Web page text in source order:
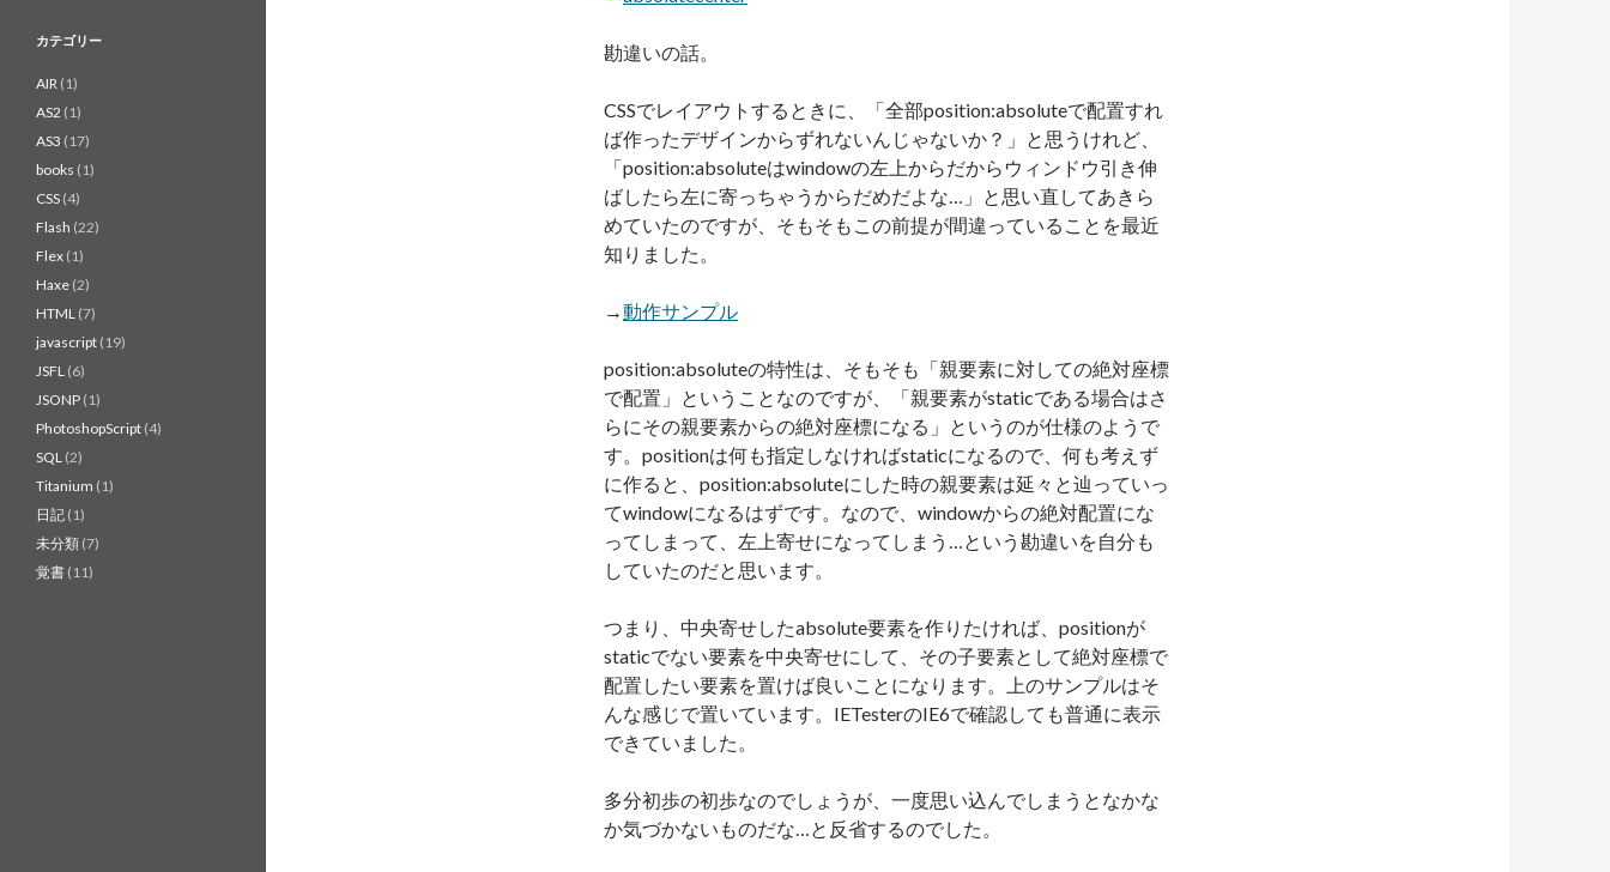
勘違いの話。
CSSでレイアウトするときに、「全部position:absoluteで配置すれ
ば作ったデザインからずれないんじゃないか？」と思うけれど、
「position:absoluteはwindowの左上からだからウィンドウ引き伸
ばしたら左に寄っちゃうからだめだよな…」と思い直してあきら
めていたのですが、そもそもこの前提が間違っていることを最近
知りました。
→動作サンプル
position:absoluteの特性は、そもそも「親要素に対しての絶対座標
で配置」ということなのですが、「親要素がstaticである場合はさ
らにその親要素からの絶対座標になる」というのが仕様のようで
す。positionは何も指定しなければstaticになるので、何も考えず
に作ると、position:absoluteにした時の親要素は延々と辿っていっ
てwindowになるはずです。なので、windowからの絶対配置にな
ってしまって、左上寄せになってしまう…という勘違いを自分も
していたのだと思います。
つまり、中央寄せしたabsolute要素を作りたければ、positionが
staticでない要素を中央寄せにして、その子要素として絶対座標で
配置したい要素を置けば良いことになります。上のサンプルはそ
んな感じで置いています。IETesterのIE6で確認しても普通に表示
できていました。
多分初歩の初歩なのでしょうが、一度思い込んでしまうとなかな
か気づかないものだな…と反省するのでした。
カテゴリー
AIR (1)
AS2 (1)
AS3 (17)
books (1)
CSS (4)
Flash (22)
Flex (1)
Haxe (2)
HTML (7)
javascript (19)
JSFL (6)
JSONP (1)
PhotoshopScript (4)
SQL (2)
Titanium (1)
日記 (1)
未分類 (7)
覚書 (11)